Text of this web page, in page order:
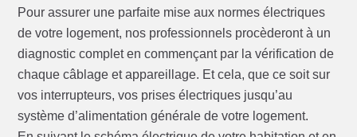
Pour assurer une parfaite mise aux normes électriques
de votre logement, nos professionnels procèderont à un
diagnostic complet en commençant par la vérification de
chaque câblage et appareillage. Et cela, que ce soit sur
vos interrupteurs, vos prises électriques jusqu’au
système d’alimentation générale de votre logement.